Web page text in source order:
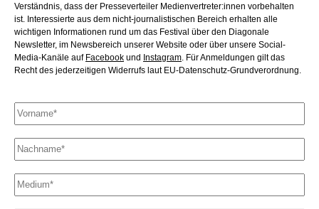
Verständnis, dass der Presseverteiler Medienvertreter:innen vorbehalten
ist. Interessierte aus dem nicht-journalistischen Bereich erhalten alle
wichtigen Informationen rund um das Festival über den Diagonale
Newsletter, im Newsbereich unserer Website oder über unsere Social-
Media-Kanäle auf Facebook und Instagram. Für Anmeldungen gilt das
Recht des jederzeitigen Widerrufs laut EU-Datenschutz-Grundverordnung.